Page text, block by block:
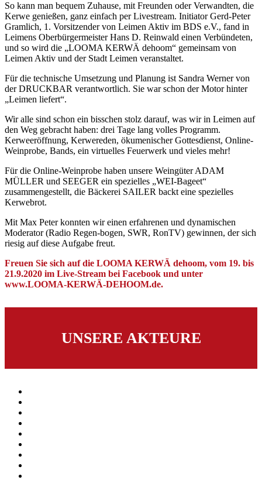
So kann man bequem Zuhause, mit Freunden oder Verwandten, die
Kerwe genießen, ganz einfach per Livestream. Initiator Gerd-Peter
Gramlich, 1. Vorsitzender von Leimen Aktiv im BDS e.V., fand in
Leimens Oberbürgermeister Hans D. Reinwald einen Verbündeten,
und so wird die „LOOMA KERWÄ dehoom“ gemeinsam von
Leimen Aktiv und der Stadt Leimen veranstaltet.
Für die technische Umsetzung und Planung ist Sandra Werner von
der DRUCKBAR verantwortlich. Sie war schon der Motor hinter
„Leimen liefert“.
Wir alle sind schon ein bisschen stolz darauf, was wir in Leimen auf
den Weg gebracht haben: drei Tage lang volles Programm.
Kerweeröffnung, Kerwereden, ökumenischer Gottesdienst, Online-
Weinprobe, Bands, ein virtuelles Feuerwerk und vieles mehr!
Für die Online-Weinprobe haben unsere Weingüter ADAM
MÜLLER und SEEGER ein spezielles „WEI-Bageet“
zusammengestellt, die Bäckerei SAILER backt eine spezielles
Kerwebrot.
Mit Max Peter konnten wir einen erfahrenen und dynamischen
Moderator (Radio Regen-bogen, SWR, RonTV) gewinnen, der sich
riesig auf diese Aufgabe freut.
Freuen Sie sich auf die LOOMA KERWÄ dehoom, vom 19. bis
21.9.2020 im Live-Stream bei Facebook und unter
www.LOOMA-KERWÄ-DEHOOM.de.
UNSERE AKTEURE